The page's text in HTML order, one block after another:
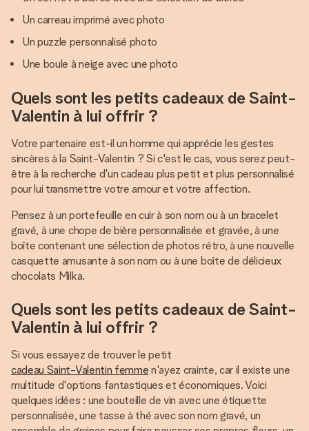
Un carreau imprimé avec photo
Un puzzle personnalisé photo
Une boule à neige avec une photo
Quels sont les petits cadeaux de Saint-
Valentin à lui offrir ?
Votre partenaire est-il un homme qui apprécie les gestes
sincères à la Saint-Valentin ? Si c'est le cas, vous serez peut-
être à la recherche d'un cadeau plus petit et plus personnalisé
pour lui transmettre votre amour et votre affection.
Pensez à un portefeuille en cuir à son nom ou à un bracelet
gravé, à une chope de bière personnalisée et gravée, à une
boîte contenant une sélection de photos rétro, à une nouvelle
casquette amusante à son nom ou à une boîte de délicieux
chocolats Milka.
Quels sont les petits cadeaux de Saint-
Valentin à lui offrir ?
Si vous essayez de trouver le petit
cadeau Saint-Valentin femme n'ayez crainte, car il existe une
multitude d'options fantastiques et économiques. Voici
quelques idées : une bouteille de vin avec une étiquette
personnalisée, une tasse à thé avec son nom gravé, un